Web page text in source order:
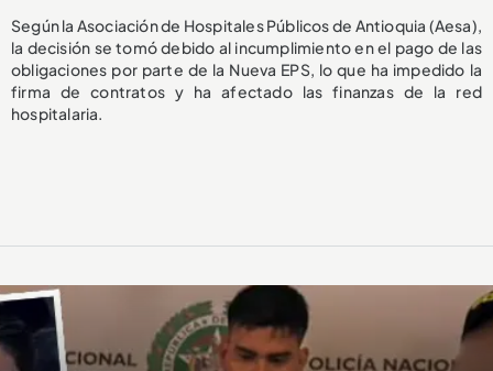
Según la Asociación de Hospitales Públicos de Antioquia (Aesa),
la decisión se tomó debido al incumplimiento en el pago de las
obligaciones por parte de la Nueva EPS, lo que ha impedido la
firma de contratos y ha afectado las finanzas de la red
hospitalaria.